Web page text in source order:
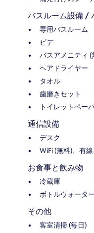
バスルーム設備 /
専用バスルーム
ビデ
バスアメニティ (
ヘアドライヤー
タオル
歯磨きセット
トイレットペー
通信設備
デスク
WiFi (無料)、有
お食事と飲み物
冷蔵庫
ボトルウォータ
その他
客室清掃 (毎日)